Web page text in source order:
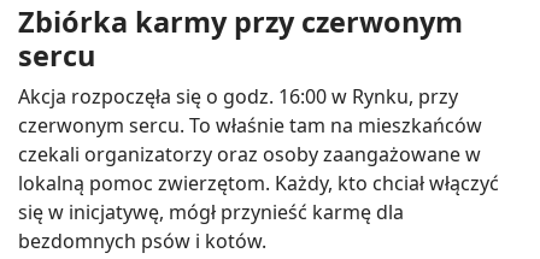
Zbiórka karmy przy czerwonym
sercu
Akcja rozpoczęła się o godz. 16:00 w Rynku, przy
czerwonym sercu. To właśnie tam na mieszkańców
czekali organizatorzy oraz osoby zaangażowane w
lokalną pomoc zwierzętom. Każdy, kto chciał włączyć
się w inicjatywę, mógł przynieść karmę dla
bezdomnych psów i kotów.